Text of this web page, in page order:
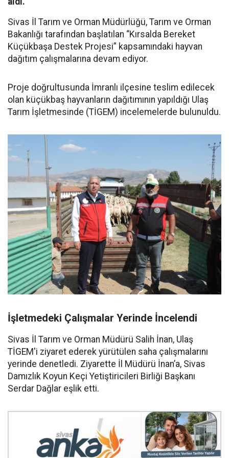
Sivas İl Tarım ve Orman Müdürlüğü, Tarım ve Orman
Bakanlığı tarafından başlatılan “Kırsalda Bereket
Küçükbaşa Destek Projesi” kapsamındaki hayvan
dağıtım çalışmalarına devam ediyor.
Proje doğrultusunda İmranlı ilçesine teslim edilecek
olan küçükbaş hayvanların dağıtımının yapıldığı Ulaş
Tarım İşletmesinde (TİGEM) incelemelerde bulunuldu.
İşletmedeki Çalışmalar Yerinde İncelendi
Sivas İl Tarım ve Orman Müdürü Salih İnan, Ulaş
TİGEM'i ziyaret ederek yürütülen saha çalışmalarını
yerinde denetledi. Ziyarette İl Müdürü İnan’a, Sivas
Damızlık Koyun Keçi Yetiştiricileri Birliği Başkanı
Serdar Dağlar eşlik etti.